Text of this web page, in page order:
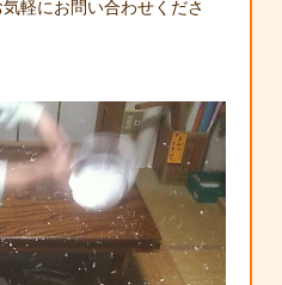
軽にお問い合わせくださ